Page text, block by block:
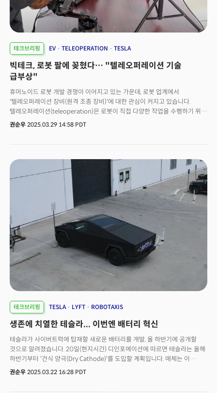
기업들의 계획에 타격을 줄 수 있다는 우려도 있습니다. 트럼프 대통령은 주요
기술 장비 공급국에 대해 고율의 관세를 부과했는데요. 미국 인구조사국
(Census Bureau) 자료에 따르면, 전자제품(스마트폰, PC, 데이터센터 장비
품목이었습니다. 이 중 데이터 처리 장비는 2024년에만 약 2000억
달러어치가 멕시코, 대만, 중국, 베트남 등에서 수입될 것으로 분석가들은
추산되는데요. 아비섹 싱 에베레스트 그룹 파트너는 “AI 인프라 및 소비자
기술 분야의 주요 기업들이 단기적으로 설비 확대보다는 조달 헤지나 공급처
루리아 애널리스트도 “데이터 센터에 들어가는 장비 가격이 크게 오를
것”이라며 “마이크로소프트는 이미 데이터센터 확장에 대해 보다 균형 잡히고
신중한 접근을 시작했고, 아마존도 마찬가지”라고 분석했습니다. 👉 틱톡
거래 무산 위기... 미중 관세 분쟁이 발목 이번 관세 폭탄 때문에 중국계 동영상
관세 정책 이후 중국이 승인을 보류하면서 거래가 무산됐다고 소식통을
인용해 밝혔습니다.소식통에 따르면 수개월간의 협상 끝에 미국 투자자들이
과반수 지분을 소유하고 운영하는 새로운 미국 기반 틱톡 버전을 출시하는
협약에 근접했다고 하는데요. 바이트댄스의 지분을 20% 미만으로 줄이는
내용이 포함된 것으로 알려졌습니다.트럼프는 이 내용을 행정명령을 통해
서명 후 발표하기로 했으나, 새로운 관세 정책 시행과 관련해 중국 당국이 반대
입장을 표명하면서 틀어진 것으로 보입니다. 바이트댄스 관계자는 "중국
당국이 미국과의 관세 협상이 이루어질 때까지 승인을 하지 않을 것이라고
경고했다"고 전했습니다.당초 매각 시한은 지난 1월 19일이었으나, 트럼프
정부는 75일간 이를 유예하는 행정명령에 서명한 바 있습니다. 트럼프
대통령은 틱톡 금지법 시행 유예기간을 추가로 연장할 것으로 보입니다.
테크브리핑 EV TELEOPERATION TESLA
빅테크, 로봇 팔에 꽂혔다… "텔레오퍼레이션 기술
급부상"
휴머노이드 로봇 개발 경쟁이 이어지고 있는 가운데, 로봇 업계에서
'텔레오퍼레이션 장비(원격 조종 장비)'에 대한 관심이 커지고 있습니다.
텔레오퍼레이션(teleoperation)은 로봇이 직접 다양한 작업을 수행하기 위해
학습하는 대신, 사람이 원격으로 조종하는 방식(텔레오퍼레이션,
기업들이 휴머노이드 로봇이나 가정용 로봇을 위한 하드웨어 또는
소프트웨어를 개발하기 위해 관련 로봇들을 사들이고 있다"고 전했습니다.
관련 기업들도 속속 시장에 진출하고 있습니다. 인공지능(AI) 학습 데이터 및
평가 서비스를 제공하는 스케일 AI(Scale AI)라는 기업도 그 중 하나인데요. 이
회사는 대규모 인력 네트워크를 활용해 AI 학습을 위한 데이터를 수집하고, AI
모델이 복잡한 작업을 수행하는 능력을 평가하는 역할을 해왔습니다.
관계자들에 따르면, 스케일AI는 이러한 인력을 활용해 로봇 훈련을 위한
텔레오퍼레이션 서비스를 제공하는 방안을 논의 중입니다. 센세이(Sensei)
라는 기업도 텔레오퍼레이션 시장에 진출했는데요. 저렴한 원격 조정 장치를
데이터 수집 네트워크에 배포해 사람들이 로봇 개발자를 대신해 세탁물을
개는 등의 작업을 수행할 수 있도록 지원할 계획이라고 디인포메이션은
전했습니다. 👉 원격 조종 로봇 판매 급증... 구글, 메타, 애플 등 주요 고객 로봇
부품 판매로 유명한 트로센 로보틱스(Trossen Robotics)도 주목받는 기업 중
하나인데요. 이 회사는 최근 알로하(Aloha)라는 원격 조종 장치를 판매하기
두 개 팔을 조종할 수 있다고하는데요. 움직이는 동안 로봇의 센서가 데이터를
수집하고, 로봇이 이 데이터를 기반으로 동작을 학습하는 방식입니다. 최근 이
회사의 로봇 팔의 판매가 급증하고 있다고 하는데요. 2023년만해도 알로하의
고정형 버전 판매가 몇 대 수준에 그쳤으나, 2024년부터 100대 이상이
판매되면서 330만 달러 이상의 매출을 기록했습니다. 알로하 키트를 구입한
기업들 중에는 구글, 메타, 애플, 삼성전자 등이 포함됐다고 디인포메이션은
전했습니다. 원격 조종 데이터를 대량으로 수집하려면 더 저렴한 하드웨어와
인력이 필요하고, 몇 가지 난관이 존재한다는 의견도 나오는데요. 우선 정교한
권순우 2025.03.29 14:58 PDT
테크브리핑 TESLA LYFT ROBOTAXIS
생존에 치열한 테슬라... 이번엔 배터리 혁신
테슬라가 사이버트럭에 탑재할 새로운 배터리를 개발, 올 하반기에 공개할
것으로 알려졌습니다. 20일(현지시간) 디인포메이션에 따르면 테슬라는 올해
하반기부터 '건식 양극(Dry Cathode)'를 도입할 계획입니다. 매체는 이
사안에 정통한 관계자의 말을 인용, "몇 달 안에 새로운 방식의 배터리를
권순우 2025.03.22 16:28 PDT